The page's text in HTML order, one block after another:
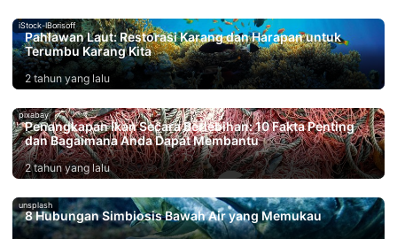
iStock-IBorisoff
Pahlawan Laut: Restorasi Karang dan Harapan untuk
Terumbu Karang Kita
2 tahun yang lalu
pixabay
Penangkapan Ikan Secara Berlebihan: 10 Fakta Penting
dan Bagaimana Anda Dapat Membantu
2 tahun yang lalu
unsplash
8 Hubungan Simbiosis Bawah Air yang Memukau